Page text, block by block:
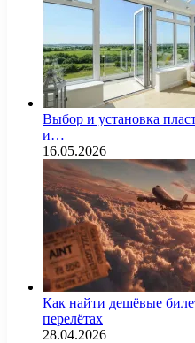
Выбор и установка
и…
16.05.2026
Как найти дешёвые
перелётах
28.04.2026